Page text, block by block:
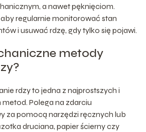
a nawet pęknięciom.
regularnie monitorować stan
i usuwać rdzę, gdy tylko się pojawi.
metody
rdzy to jedna z najprostszych i
Polega na zdarciu
za pomocą narzędzi ręcznych lub
druciana, papier ścierny czy